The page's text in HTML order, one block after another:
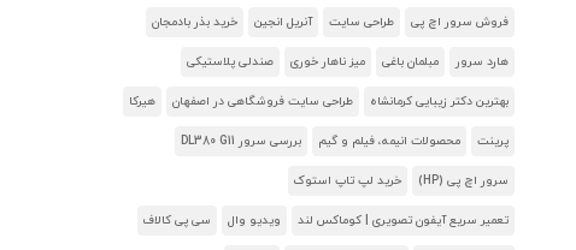
فروش سرور اچ پی طراحی سایت آنریل انجین خرید بذر بادمجان
هارد سرور مبلمان باغی میز ناهار خوری صندلی پلاستیکی
بهترین دکتر زیبایی کرمانشاه طراحی سایت فروشگاهی در اصفهان هیرکا
پرینت محصولات انیمه، فیلم و گیم بررسی سرور DL380 G11
سرور اچ پی (HP) خرید لپ تاپ استوک
تعمیر سریع آیفون تصویری | کوماکس لند ویدیو وال سی پی کالاف